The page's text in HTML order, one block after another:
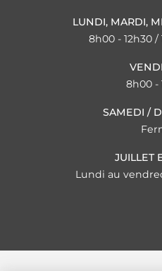
LUNDI, MARDI,
8h00 - 12h30 /
8h00 -
SAMEDI /
JUILLET
Lundi au